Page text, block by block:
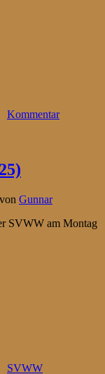
Kommentar
von Gunnar
SVWW am Montag
SVWW